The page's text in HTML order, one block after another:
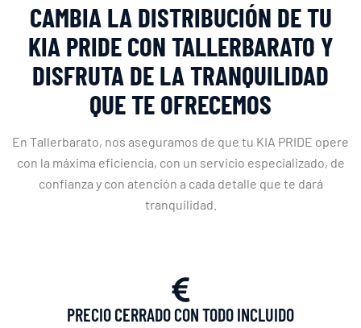
CAMBIA LA DISTRIBUCIÓN DE TU
KIA PRIDE CON TALLERBARATO Y
DISFRUTA DE LA TRANQUILIDAD
QUE TE OFRECEMOS
En Tallerbarato, nos aseguramos de que tu KIA PRIDE opere
con la máxima eficiencia, con un servicio especializado, de
confianza y con atención a cada detalle que te dará
tranquilidad.
PRECIO CERRADO CON TODO INCLUIDO